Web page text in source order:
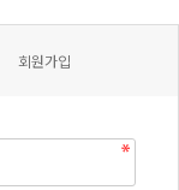
회원가입